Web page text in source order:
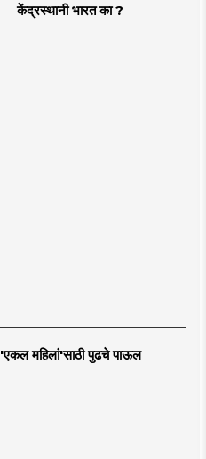
केंद्रस्थानी भारत का ?
'एकल महिलां'साठी पुढचे पाऊल